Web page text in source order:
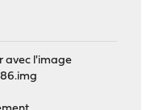
avec l'image